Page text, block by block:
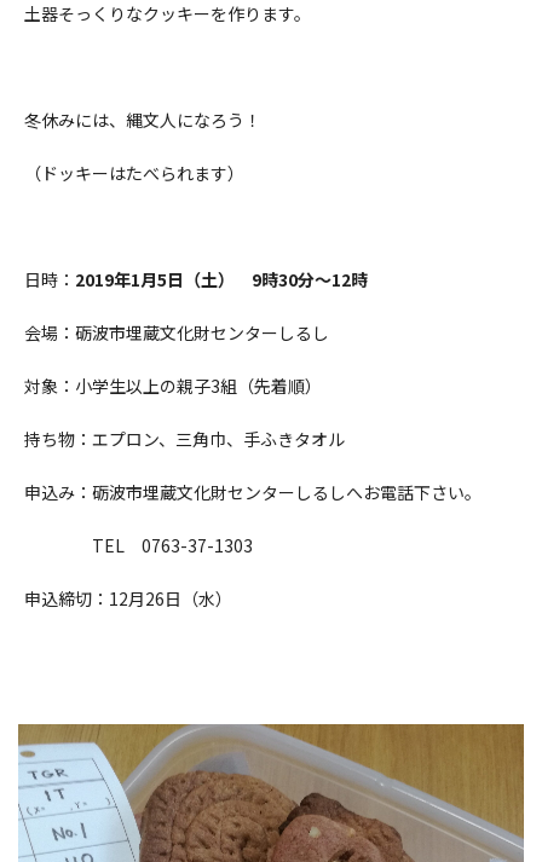
土器そっくりなクッキーを作ります。
冬休みには、縄文人になろう！
（ドッキーはたべられます）
日時： 2019年1月5日（土） 9時30分～12時
会場：砺波市埋蔵文化財センターしるし
対象：小学生以上の親子3組（先着順）
持ち物：エプロン、三角巾、手ふきタオル
申込み：砺波市埋蔵文化財センターしるしへお電話下さい。
TEL 0763-37-1303
申込締切：12月26日（水）